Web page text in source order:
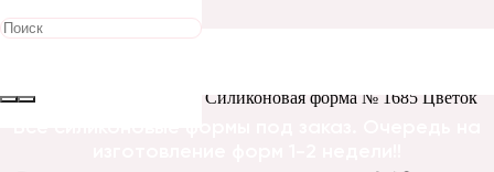
формы
/ Силиконовая форма № 1685 Цветок